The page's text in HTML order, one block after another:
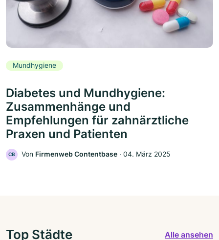
Mundhygiene
Diabetes und Mundhygiene:
Zusammenhänge und
Empfehlungen für zahnärztliche
Praxen und Patienten
CB Von Firmenweb Contentbase ‧ 04. März 2025
Top Städte Alle ansehen